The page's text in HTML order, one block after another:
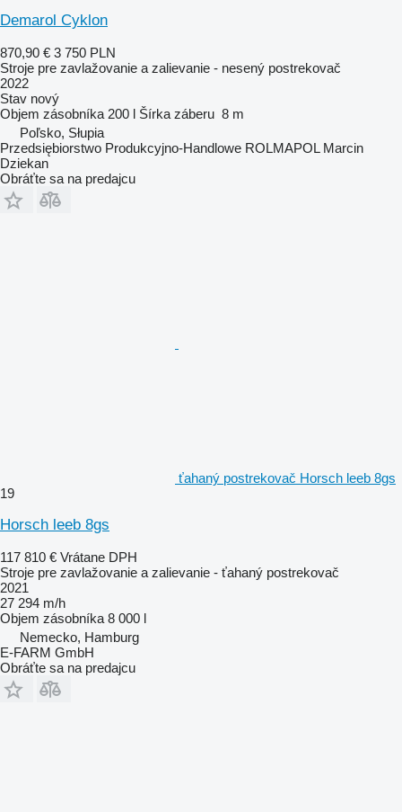
Demarol Cyklon
870,90 € 3 750 PLN
Stroje pre zavlažovanie a zalievanie - nesený postrekovač
2022
Stav nový
Objem zásobníka 200 l Šírka záberu 8 m
Poľsko, Słupia
Przedsiębiorstwo Produkcyjno-Handlowe ROLMAPOL Marcin
Dziekan
Obráťte sa na predajcu
ťahaný postrekovač Horsch leeb 8gs
19
Horsch leeb 8gs
117 810 € Vrátane DPH
Stroje pre zavlažovanie a zalievanie - ťahaný postrekovač
2021
27 294 m/h
Objem zásobníka 8 000 l
Nemecko, Hamburg
E-FARM GmbH
Obráťte sa na predajcu